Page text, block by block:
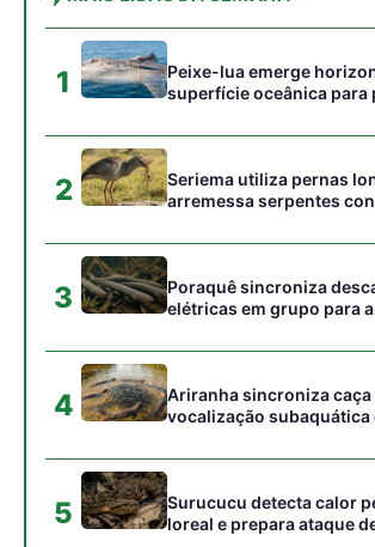
1
Peixe-lua emerge
superfície oceânica para
acumulados em sua pele
2
Seriema utiliza pernas
arremessa serpentes
campos
3
Poraquê sincroniza
elétricas em grupo para
peixes maiores na
4
Ariranha sincroniza
vocalização subaquática
5
Surucucu detecta calor
loreal e prepara ataque